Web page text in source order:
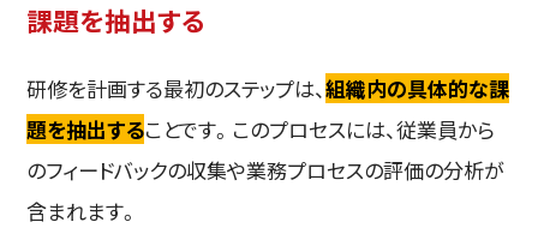
課題を抽出する
研修を計画する最初のステップは、組織内の具体的な課
題を抽出することです。このプロセスには、従業員から
のフィードバックの収集や業務プロセスの評価の分析が
含まれます。